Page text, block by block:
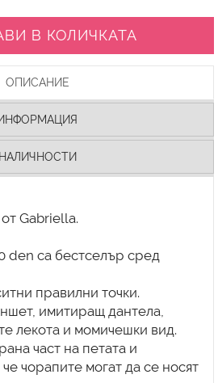
В КОЛИЧКАТА
ОПИСАНИЕ
НАЛИЧНОСТИ
Gabriella.
den са бестселър сред
правилни точки.
имитиращ дантела,
лекота и момичешки вид.
част на петата и
чорапите могат да се носят